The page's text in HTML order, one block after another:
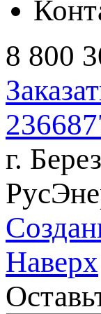
8 800
г.
Наверх